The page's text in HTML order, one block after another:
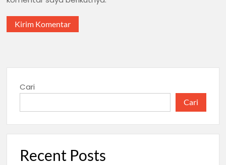
Cari
Cari
Recent Posts